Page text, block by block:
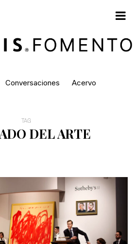
Conversaciones Acervo
TAG
DEL ARTE